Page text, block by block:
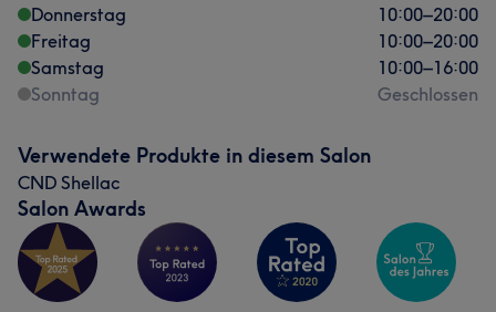
Donnerstag
10:00–20:00
Freitag
10:00–20:00
Samstag
10:00–16:00
Sonntag
Geschlossen
Verwendete Produkte in diesem Salon
CND Shellac
Salon Awards